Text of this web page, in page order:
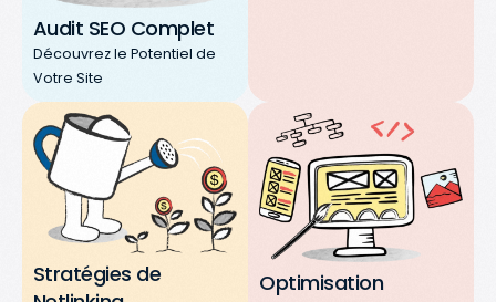
le
classement
de
votresite
internet
accroître
significativement
visibilité
dans
les
rec herches
régionales.
Audit SEO Complet
Découvrez le Potentiel de
Votre Site
Stratégies de
Optimisation